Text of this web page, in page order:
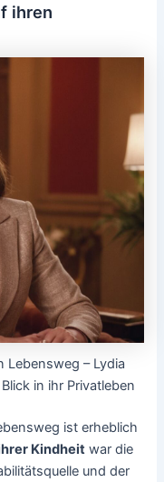
ihren
Lebensweg – Lydia
in ihr Privatleben
ist erheblich
Kindheit war die
und der